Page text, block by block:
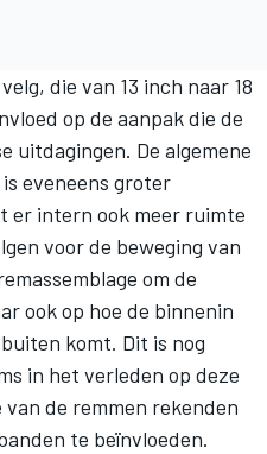
die van 13 inch naar 18
op de aanpak die de
uitdagingen. De algemene
eveneens groter
er intern ook meer ruimte
voor de beweging van
om de
ook op hoe de binnenin
komt. Dit is nog
in het verleden op deze
de remmen rekenden
te beïnvloeden.